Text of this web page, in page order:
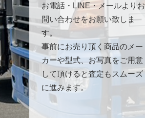
お電話・LINE・メールよりお
問い合わせをお願い致しま
す。
事前にお売り頂く商品のメー
カーや型式、お写真をご用意
して頂けると査定もスムーズ
に進みます。